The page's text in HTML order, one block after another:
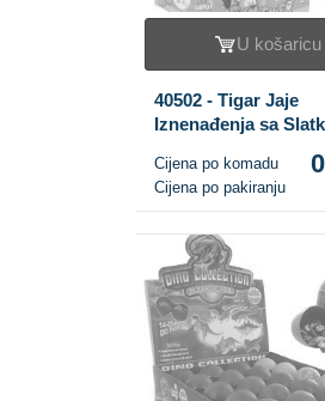
U košaricu
40502 - Tigar Jaje
Iznenađenja sa
Cijena po komadu
Cijena po pakiranju